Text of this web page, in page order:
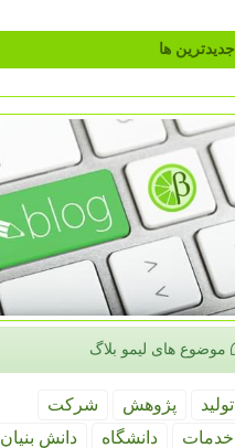
جدیدترین ها
موضوع های لیمو بلاگ
تولید پژوهش
شركت
خدمات
دانشگاه
دانش بنیان